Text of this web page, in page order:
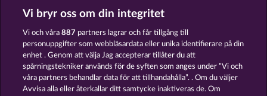
ATLANTIC WILDS NIGHT WOLVES
Vi bryr oss om din integritet
Vi och våra887 partners lagrar och får tillgång till
personuppgifter som webbläsardata eller unika identifierare på din
enhet . Genom att välja Jag accepterar tillåter du att
spårningstekniker används för de syften som anges under ”Vi och
våra partners behandlar data för att tillhandahålla”. . Om du väljer
Avvisa alla eller återkallar ditt samtycke inaktiveras de. Om